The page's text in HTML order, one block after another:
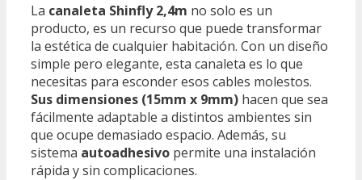
La canaleta Shinfly 2,4m no solo es un
producto, es un recurso que puede transformar
la estética de cualquier habitación. Con un diseño
simple pero elegante, esta canaleta es lo que
necesitas para esconder esos cables molestos.
Sus dimensiones (15mm x 9mm) hacen que sea
fácilmente adaptable a distintos ambientes sin
que ocupe demasiado espacio. Además, su
sistema autoadhesivo permite una instalación
rápida y sin complicaciones.